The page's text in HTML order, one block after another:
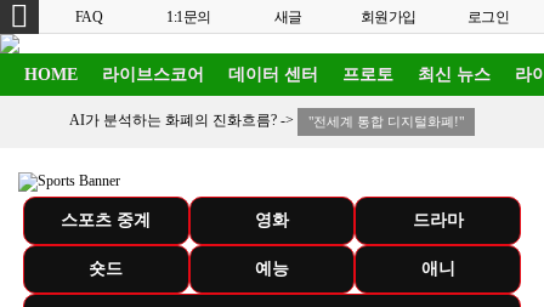
FAQ 1:1문의 새글 회원가입 로그인
HOME 라이브스코어 데이터 센터 프로토 최신 뉴스 라
AI가 분석하는 화폐의 진화흐름? -> "전세계 통합 디지털화폐!"
스포츠 중계 영화 드라마
숏드 예능 애니